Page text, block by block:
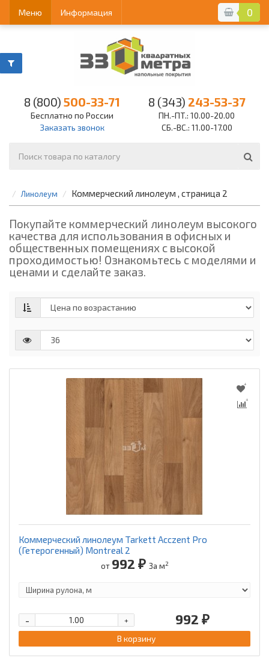
0
Меню Информация
8 (800) 500-33-71
Бесплатно по России
Заказать звонок
8 (343) 243-53-37
ПН.-ПТ.: 10.00-20.00
СБ.-ВС.: 11.00-17.00
Линолеум Коммерческий линолеум , страница 2
Покупайте коммерческий линолеум высокого
качества для использования в офисных и
общественных помещениях с высокой
проходимостью! Ознакомьтесь с моделями и
ценами и сделайте заказ.
Коммерческий линолеум Tarkett Acczent Pro
(Гетерогенный) Montreal 2
от 992 ₽ За м2
992 ₽
+
-
В корзину